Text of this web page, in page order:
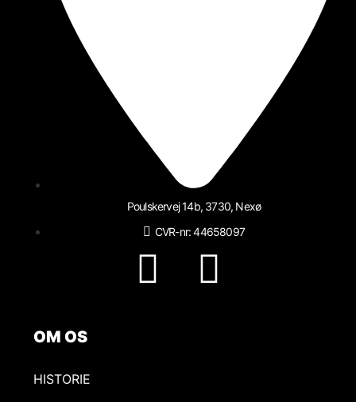
Poulskervej 14b, 3730, Nexø
CVR-nr: 44658097
OM OS
HISTORIE